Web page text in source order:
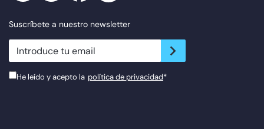
Suscríbete a nuestro newsletter
newsletter.suscribe
He leído y acepto la política de privacidad*